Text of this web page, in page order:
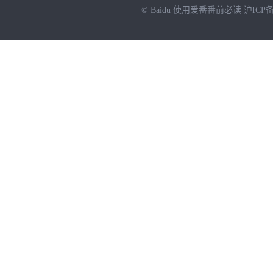
© Baidu 使用爱番番前必读 沪ICP